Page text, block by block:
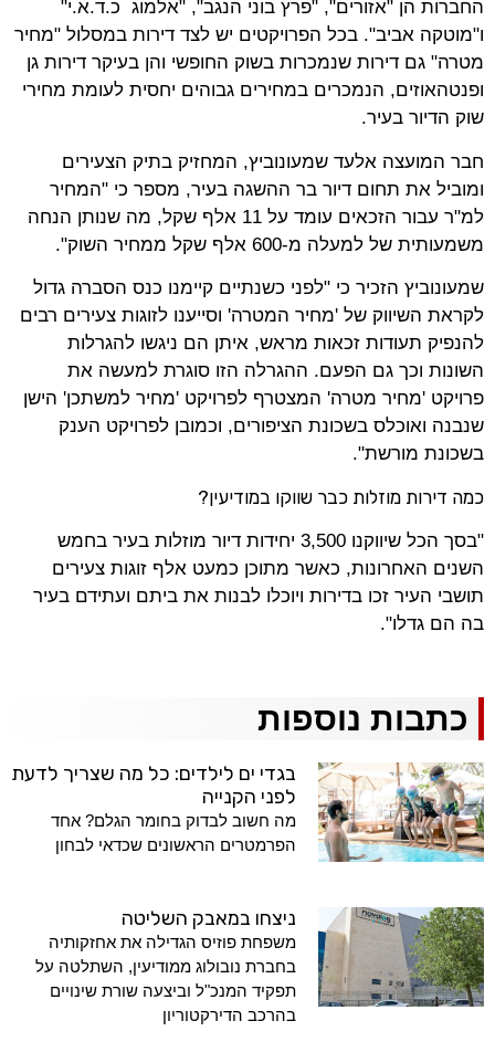
החברות הן "אזורים", "פרץ בוני הנגב", "אלמוג כ.ד.א.י"
ו"מוטקה אביב". בכל הפרויקטים יש לצד דירות במסלול "מחיר
מטרה" גם דירות שנמכרות בשוק החופשי והן בעיקר דירות גן
ופנטהאוזים, הנמכרים במחירים גבוהים יחסית לעומת מחירי
שוק הדיור בעיר.
חבר המועצה אלעד שמעונוביץ, המחזיק בתיק הצעירים
ומוביל את תחום דיור בר ההשגה בעיר, מספר כי "המחיר
למ"ר עבור הזכאים עומד על 11 אלף שקל, מה שנותן הנחה
משמעותית של למעלה מ-600 אלף שקל ממחיר השוק".
שמעונוביץ הזכיר כי "לפני כשנתיים קיימנו כנס הסברה גדול
לקראת השיווק של 'מחיר המטרה' וסייענו לזוגות צעירים רבים
להנפיק תעודות זכאות מראש, איתן הם ניגשו להגרלות
השונות וכך גם הפעם. ההגרלה הזו סוגרת למעשה את
פרויקט 'מחיר מטרה' המצטרף לפרויקט 'מחיר למשתכן' הישן
שנבנה ואוכלס בשכונת הציפורים, וכמובן לפרויקט הענק
בשכונת מורשת".
כמה דירות מוזלות כבר שווקו במודיעין?
"בסך הכל שיווקנו 3,500 יחידות דיור מוזלות בעיר בחמש
השנים האחרונות, כאשר מתוכן כמעט אלף זוגות צעירים
תושבי העיר זכו בדירות ויוכלו לבנות את ביתם ועתידם בעיר
בה הם גדלו".
כתבות נוספות
בגדי ים לילדים: כל מה שצריך לדעת
לפני הקנייה
מה חשוב לבדוק בחומר הגלם? אחד
הפרמטרים הראשונים שכדאי לבחון
ניצחו במאבק השליטה
משפחת פוזיס הגדילה את אחזקותיה
בחברת נובולוג ממודיעין, השתלטה על
תפקיד המנכ"ל וביצעה שורת שינויים
בהרכב הדירקטוריון